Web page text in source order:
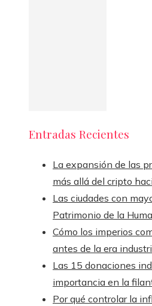
Entradas Recientes
La expansión de las
más allá del cripto
Las ciudades con
Patrimonio de la
Cómo los imperios
antes de la era
Las 15 donaciones
importancia en la
Por qué controlar la